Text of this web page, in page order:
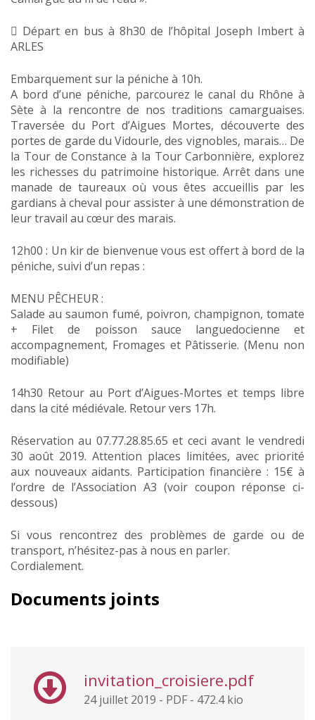
 Départ en bus à 8h30 de l’hôpital Joseph Imbert à
ARLES
Embarquement sur la péniche à 10h.
A bord d’une péniche, parcourez le canal du Rhône à
Sète à la rencontre de nos traditions camarguaises.
Traversée du Port d’Aigues Mortes, découverte des
portes de garde du Vidourle, des vignobles, marais… De
la Tour de Constance à la Tour Carbonnière, explorez
les richesses du patrimoine historique. Arrêt dans une
manade de taureaux où vous êtes accueillis par les
gardians à cheval pour assister à une démonstration de
leur travail au cœur des marais.
12h00 : Un kir de bienvenue vous est offert à bord de la
péniche, suivi d’un repas :
MENU PÊCHEUR :
Salade au saumon fumé, poivron, champignon, tomate
+ Filet de poisson sauce languedocienne et
accompagnement, Fromages et Pâtisserie. (Menu non
modifiable)
14h30 Retour au Port d’Aigues-Mortes et temps libre
dans la cité médiévale. Retour vers 17h.
Réservation au 07.77.28.85.65 et ceci avant le vendredi
30 août 2019. Attention places limitées, avec priorité
aux nouveaux aidants. Participation financière : 15€ à
l’ordre de l’Association A3 (voir coupon réponse ci-
dessous)
Si vous rencontrez des problèmes de garde ou de
transport, n’hésitez-pas à nous en parler.
Cordialement.
Documents joints
invitation_croisiere.pdf
24 juillet 2019 - PDF - 472.4 kio